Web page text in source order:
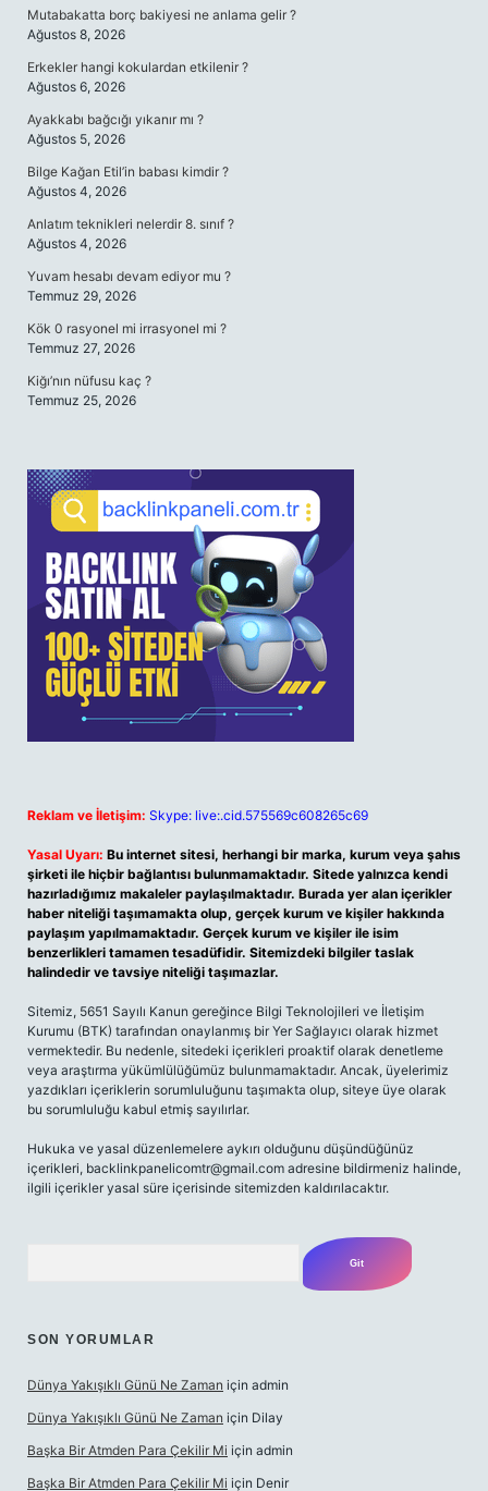
Mutabakatta borç bakiyesi ne anlama gelir ?
Ağustos 8, 2026
Erkekler hangi kokulardan etkilenir ?
Ağustos 6, 2026
Ayakkabı bağcığı yıkanır mı ?
Ağustos 5, 2026
Bilge Kağan Etil’in babası kimdir ?
Ağustos 4, 2026
Anlatım teknikleri nelerdir 8. sınıf ?
Ağustos 4, 2026
Yuvam hesabı devam ediyor mu ?
Temmuz 29, 2026
Kök 0 rasyonel mi irrasyonel mi ?
Temmuz 27, 2026
Kiğı’nın nüfusu kaç ?
Temmuz 25, 2026
Reklam ve İletişim: Skype: live:.cid.575569c608265c69
Yasal Uyarı: Bu internet sitesi, herhangi bir marka, kurum veya şahıs
şirketi ile hiçbir bağlantısı bulunmamaktadır. Sitede yalnızca kendi
hazırladığımız makaleler paylaşılmaktadır. Burada yer alan içerikler
haber niteliği taşımamakta olup, gerçek kurum ve kişiler hakkında
paylaşım yapılmamaktadır. Gerçek kurum ve kişiler ile isim
benzerlikleri tamamen tesadüfidir. Sitemizdeki bilgiler taslak
halindedir ve tavsiye niteliği taşımazlar.
Sitemiz, 5651 Sayılı Kanun gereğince Bilgi Teknolojileri ve İletişim
Kurumu (BTK) tarafından onaylanmış bir Yer Sağlayıcı olarak hizmet
vermektedir. Bu nedenle, sitedeki içerikleri proaktif olarak denetleme
veya araştırma yükümlülüğümüz bulunmamaktadır. Ancak, üyelerimiz
yazdıkları içeriklerin sorumluluğunu taşımakta olup, siteye üye olarak
bu sorumluluğu kabul etmiş sayılırlar.
Hukuka ve yasal düzenlemelere aykırı olduğunu düşündüğünüz
içerikleri, backlinkpanelicomtr@gmail.com adresine bildirmeniz halinde,
ilgili içerikler yasal süre içerisinde sitemizden kaldırılacaktır.
SON YORUMLAR
Dünya Yakışıklı Günü Ne Zaman için admin
Dünya Yakışıklı Günü Ne Zaman için Dilay
Başka Bir Atmden Para Çekilir Mi için admin
Başka Bir Atmden Para Çekilir Mi için Denir